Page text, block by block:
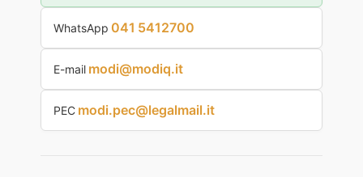
WhatsApp 041 5412700
E-mail modi@modiq.it
PEC modi.pec@legalmail.it